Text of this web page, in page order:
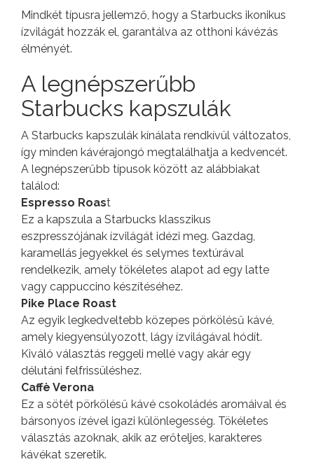
Mindkét típusra jellemző, hogy a Starbucks ikonikus
ízvilágát hozzák el, garantálva az otthoni kávézás
élményét.
A legnépszerűbb
Starbucks kapszulák
A Starbucks kapszulák kínálata rendkívül változatos,
így minden kávérajongó megtalálhatja a kedvencét.
A legnépszerűbb típusok között az alábbiakat
találod:
Espresso Roast
Ez a kapszula a Starbucks klasszikus
eszpresszójának ízvilágát idézi meg. Gazdag,
karamellás jegyekkel és selymes textúrával
rendelkezik, amely tökéletes alapot ad egy latte
vagy cappuccino készítéséhez.
Pike Place Roast
Az egyik legkedveltebb közepes pörkölésű kávé,
amely kiegyensúlyozott, lágy ízvilágával hódít.
Kiváló választás reggeli mellé vagy akár egy
délutáni felfrissüléshez.
Caffè Verona
Ez a sötét pörkölésű kávé csokoládés aromáival és
bársonyos ízével igazi különlegesség. Tökéletes
választás azoknak, akik az erőteljes, karakteres
kávékat szeretik.